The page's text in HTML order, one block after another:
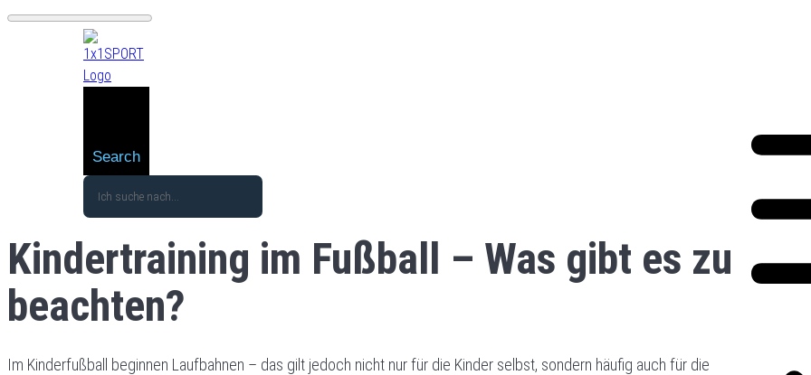
Search
Kindertraining im Fußball – Was gibt es zu
beachten?
Im Kinderfußball beginnen Laufbahnen – das gilt jedoch nicht nur für die Kinder selbst, sondern häufig auch für die